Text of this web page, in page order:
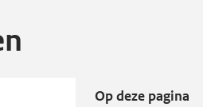
Op deze pagina